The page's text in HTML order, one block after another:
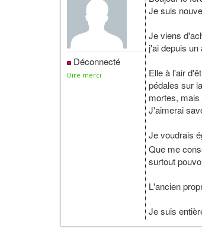
Déconnecté
Dire merci
Je suis
Je viens
j'ai depuis un
Elle à l'air
pédales sur
mortes, mais
J'aimerai
Je voudrais
Que me
surtout
L'ancien
Je suis